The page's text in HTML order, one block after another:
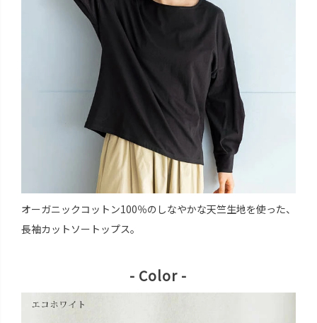
オーガニックコットン100％のしなやかな天竺生地を使った、
長袖カットソートップス。
- Color -